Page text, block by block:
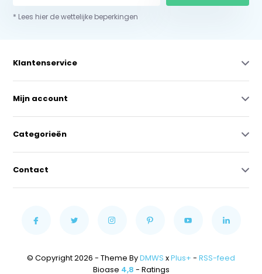
* Lees hier de wettelijke beperkingen
Klantenservice
Mijn account
Categorieën
Contact
© Copyright 2026 - Theme ByDMWS xPlus+ - RSS-feed
Bioase 4,8 - Ratings